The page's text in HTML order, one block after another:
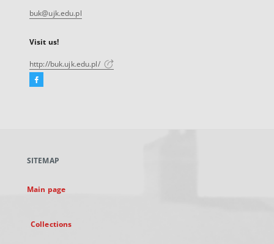
buk@ujk.edu.pl
Visit us!
http://buk.ujk.edu.pl/
Facebook
new
SITEMAP
Main page
Collections